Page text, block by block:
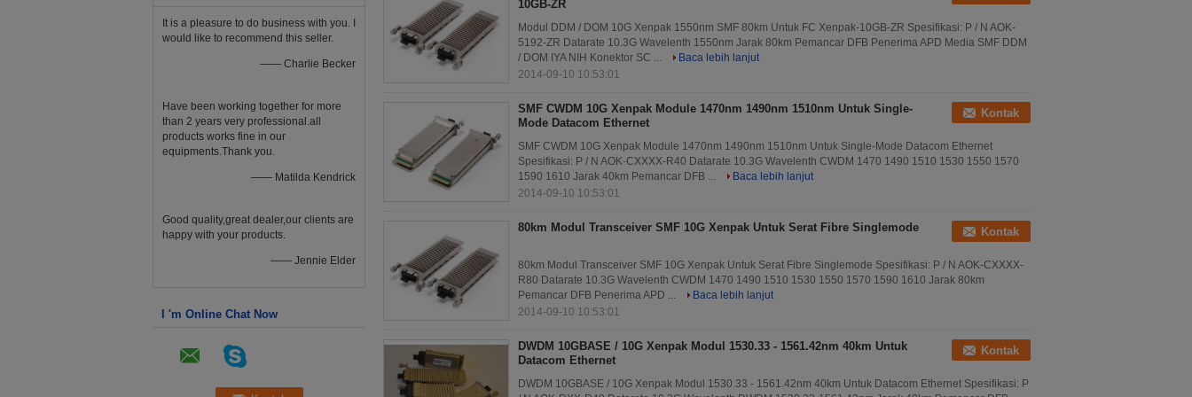
It is a pleasure to do business with you. I
would like to recommend this seller.
—— Charlie Becker
Have been working together for more
than 2 years very professional.all
products works fine in our
equipments.Thank you.
—— Matilda Kendrick
Good quality,great dealer,our clients are
happy with your products.
—— Jennie Elder
I 'm Online Chat Now
10GB-ZR
Modul DDM / DOM 10G Xenpak 1550nm SMF 80km Untuk FC Xenpak-10GB-ZR Spesifikasi: P / N AOK-
5192-ZR Datarate 10.3G Wavelenth 1550nm Jarak 80km Pemancar DFB Penerima APD Media SMF DDM
/ DOM IYA NIH Konektor SC ...
Baca lebih lanjut
2014-09-10 10:53:01
SMF CWDM 10G Xenpak Module 1470nm 1490nm 1510nm Untuk Single-
Mode Datacom Ethernet
Kontak
SMF CWDM 10G Xenpak Module 1470nm 1490nm 1510nm Untuk Single-Mode Datacom Ethernet
Spesifikasi: P / N AOK-CXXXX-R40 Datarate 10.3G Wavelenth CWDM 1470 1490 1510 1530 1550 1570
1590 1610 Jarak 40km Pemancar DFB ...
Baca lebih lanjut
2014-09-10 10:53:01
80km Modul Transceiver SMF 10G Xenpak Untuk Serat Fibre Singlemode Kontak
80km Modul Transceiver SMF 10G Xenpak Untuk Serat Fibre Singlemode Spesifikasi: P / N AOK-CXXXX-
R80 Datarate 10.3G Wavelenth CWDM 1470 1490 1510 1530 1550 1570 1590 1610 Jarak 80km
Pemancar DFB Penerima APD ...
Baca lebih lanjut
2014-09-10 10:53:01
DWDM 10GBASE / 10G Xenpak Modul 1530.33 - 1561.42nm 40km Untuk
Datacom Ethernet
Kontak
DWDM 10GBASE / 10G Xenpak Modul 1530.33 - 1561.42nm 40km Untuk Datacom Ethernet Spesifikasi: P